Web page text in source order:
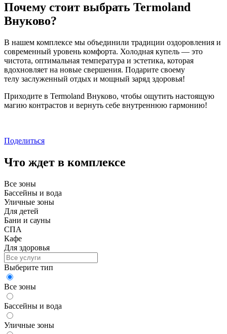
Почему стоит выбрать Termoland
Внуково?
В нашем комплексе мы объединили традиции оздоровления и
современный уровень комфорта. Холодная купель — это
чистота, оптимальная температура и эстетика, которая
вдохновляет на новые свершения. Подарите своему
телу заслуженный отдых и мощный заряд здоровья!
Приходите в Termoland Внуково, чтобы ощутить настоящую
магию контрастов и вернуть себе внутреннюю гармонию!
Поделиться
Что ждет в комплексе
Все зоны
Бассейны и вода
Уличные зоны
Для детей
Бани и сауны
СПА
Кафе
Для здоровья
Выберите тип
Все зоны
Бассейны и вода
Уличные зоны